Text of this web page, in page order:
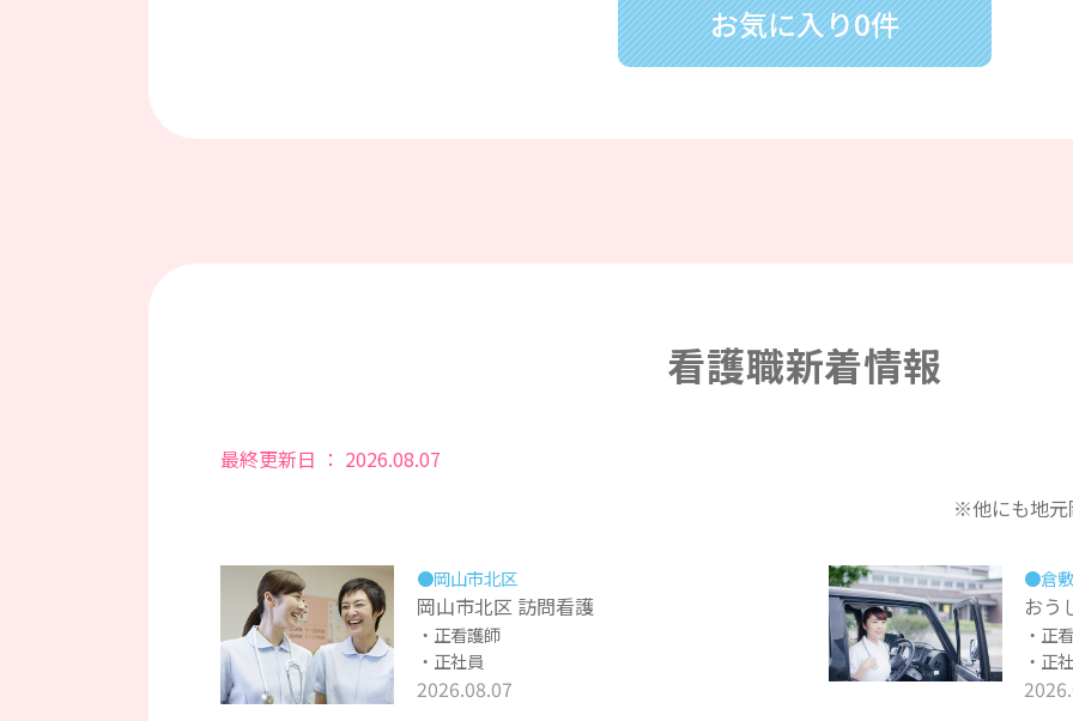
お気に入り0件
看護職新着情報
最終更新日 ： 2026.08.07
※他にも地元
●岡山市北区
岡山市北区 訪問看護
正看護師
正社員
2026.08.07
●倉
おう
正
正